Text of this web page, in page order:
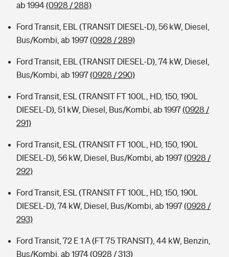
Kinderunfall-Check: Mehr Sicherheit für deine Kids
Typklassen: So ist Ihr Auto eingestuft
Sie haben Fragen?
ab 1994(0928 / 288)
Ford Transit, EBL (TRANSIT DIESEL-D), 56 kW, Diesel,
Bus/Kombi, ab 1997(0928 / 289)
Ford Transit, EBL (TRANSIT DIESEL-D), 74 kW, Diesel,
Bus/Kombi, ab 1997(0928 / 290)
Ford Transit, ESL (TRANSIT FT 100L, HD, 150, 190L
DIESEL-D), 51 kW, Diesel, Bus/Kombi, ab 1997(0928 /
291)
Ford Transit, ESL (TRANSIT FT 100L, HD, 150, 190L
DIESEL-D), 56 kW, Diesel, Bus/Kombi, ab 1997(0928 /
292)
Ford Transit, ESL (TRANSIT FT 100L, HD, 150, 190L
DIESEL-D), 74 kW, Diesel, Bus/Kombi, ab 1997(0928 /
293)
Ford Transit, 72 E 1 A (FT 75 TRANSIT), 44 kW, Benzin,
Bus/Kombi, ab 1974(0928 / 313)